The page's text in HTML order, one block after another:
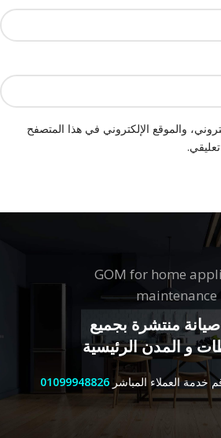
والموقع الإلكتروني في هذا المتصفح
GOM for home
maintenance
منتشرة بجميع
و المدن الرئيسية
خدمة العملاء المباشر 01099948826